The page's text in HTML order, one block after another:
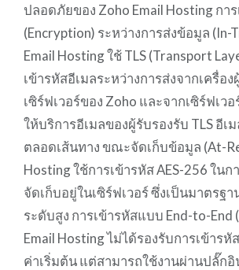
ปลอดภัยของ Zoho Email Hosting กา
(Encryption) ระหว่างการส่งข้อมูล (In-
Email Hosting ใช้ TLS (Transport
เข้ารหัสอีเมลระหว่างการส่งจากเครื่อง
เซิร์ฟเวอร์ของ Zoho และจากเซิร์ฟเว
ให้บริการอีเมลของผู้รับรองรับ TLS อีเ
ตลอดเส้นทาง ขณะจัดเก็บข้อมูล (At-
Hosting ใช้การเข้ารหัส AES-256 ใน
จัดเก็บอยู่ในเซิร์ฟเวอร์ ซึ่งเป็นมาตรฐ
ระดับสูง การเข้ารหัสแบบ End-to-End
Email Hosting ไม่ได้รองรับการเข้ารหั
ค่าเริ่มต้น แต่สามารถใช้งานผ่านปลั๊กอิ